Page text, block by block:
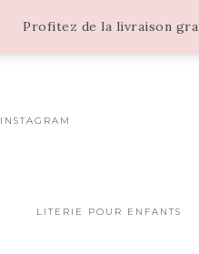
Profitez de la livraison
INSTAGRAM
LITERIE POUR ENFANTS